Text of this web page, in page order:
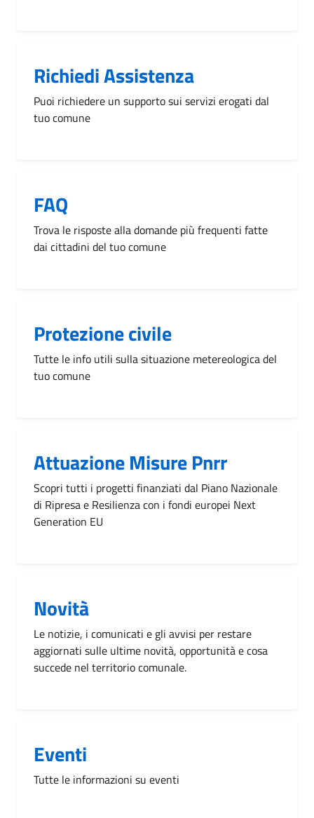
Richiedi Assistenza
Puoi richiedere un supporto sui servizi erogati dal
tuo comune
FAQ
Trova le risposte alla domande più frequenti fatte
dai cittadini del tuo comune
Protezione civile
Tutte le info utili sulla situazione metereologica del
tuo comune
Attuazione Misure Pnrr
Scopri tutti i progetti finanziati dal Piano Nazionale
di Ripresa e Resilienza con i fondi europei Next
Generation EU
Novità
Le notizie, i comunicati e gli avvisi per restare
aggiornati sulle ultime novità, opportunità e cosa
succede nel territorio comunale.
Eventi
Tutte le informazioni su eventi